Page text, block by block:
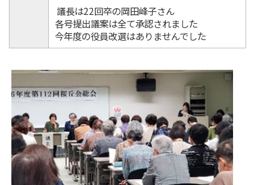
議長は22回卒の岡田峰子さん
各号提出議案は全て承認されました
今年度の役員改選はありませんでした